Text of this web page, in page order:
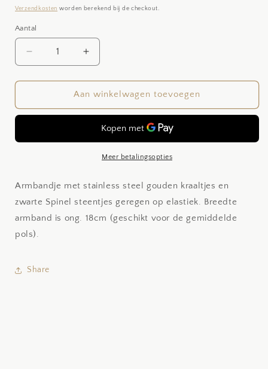
prijs
Verzendkosten worden berekend bij de checkout.
Aantal
Aantal
Aantal
verlagen
voor
dots
Aantal
verhogen
voor
Spinel
dots
Aan winkelwagen toevoegen
Meer betalingsopties
Armbandje met stainless steel gouden kraaltjes en
zwarte Spinel steentjes geregen op elastiek. Breedte
armband is ong. 18cm (geschikt voor de gemiddelde
pols).
Share